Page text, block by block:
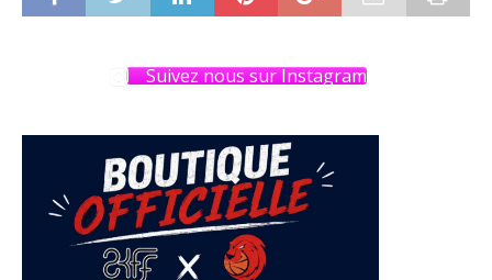
Suivez nous sur Instagram